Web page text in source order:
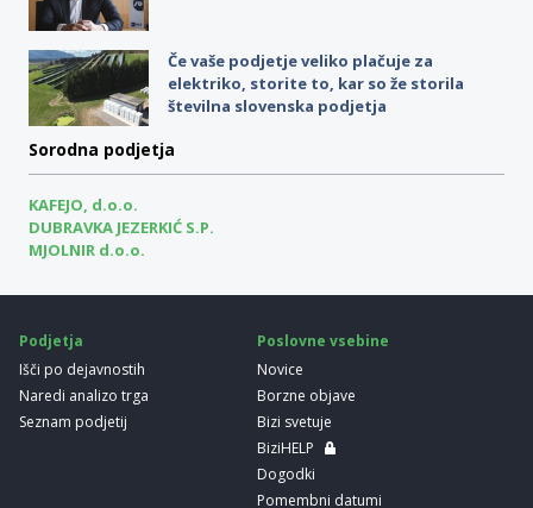
Če vaše podjetje veliko plačuje za
elektriko, storite to, kar so že storila
številna slovenska podjetja
Sorodna podjetja
KAFEJO, d.o.o.
DUBRAVKA JEZERKIĆ S.P.
MJOLNIR d.o.o.
Podjetja
Išči po dejavnostih
Naredi analizo trga
Seznam podjetij
Poslovne vsebine
Novice
Borzne objave
Bizi svetuje
BiziHELP
Dogodki
Pomembni datumi